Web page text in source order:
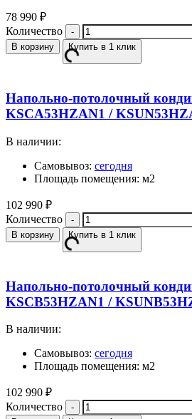
78 990 ₽
Количество
В корзину Купить в 1 клик
Напольно-потолочный
KSCA53HZAN1 /
В наличии:
Самовывоз: сегодня
Площадь помещения: м2
102 990 ₽
Количество
В корзину Купить в 1 клик
Напольно-потолочный
KSCB53HZAN1 /
В наличии:
Самовывоз: сегодня
Площадь помещения: м2
102 990 ₽
Количество